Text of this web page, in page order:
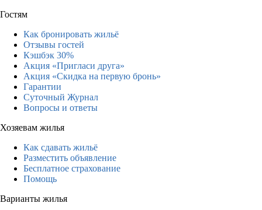
Гостям
Как бронировать жильё
Отзывы гостей
Кэшбэк 30%
Акция «Пригласи друга»
Акция «Скидка на первую бронь»
Гарантии
Суточный Журнал
Вопросы и ответы
Хозяевам жилья
Как сдавать жильё
Разместить объявление
Бесплатное страхование
Помощь
Варианты жилья